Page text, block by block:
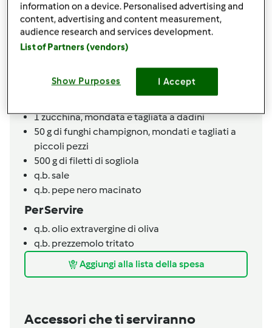
Ingredienti
Turbanti di sogliola
gdi acqua
1zucchina,mondata e tagliata a dadini
50gdi funghi champignon, mondati e tagliati a
piccoli pezzi
500gdi filetti di sogliola
q.b.sale
q.b. pepe nero macinato
Per Servire
q.b.olio extravergine di oliva
q.b. prezzemolo tritato
Aggiungi alla lista della spesa
Accessori che ti serviranno
information on a device. Personalised advertising and
content, advertising and content measurement,
audience research and services development.
List of Partners (vendors)
Show Purposes I Accept